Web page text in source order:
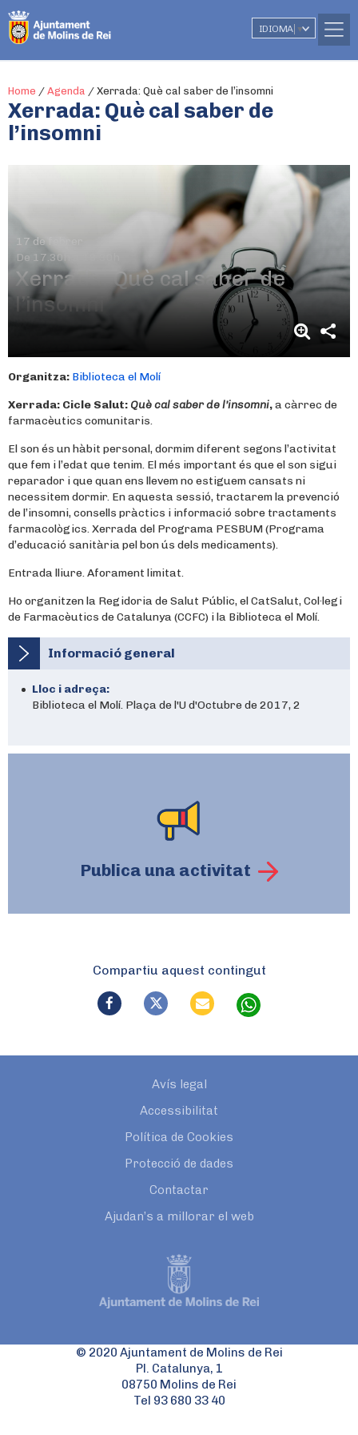
IDIOMA ▼
Home / Agenda / Xerrada: Què cal saber de l’insomni
Xerrada: Què cal saber de
l’insomni
17 de febrer
De 17.30h a 18.30h
Xerrada: Què cal saber de
l’insomni
Organitza: Biblioteca el Molí
Xerrada: Cicle Salut: Què cal saber de l’insomni,a càrrec de
farmacèutics comunitaris.
El son és un hàbit personal, dormim diferent segons l’activitat
que fem i l’edat que tenim. El més important és que el son sigui
reparador i que quan ens llevem no estiguem cansats ni
necessitem dormir. En aquesta sessió, tractarem la prevenció
de l’insomni, consells pràctics i informació sobre tractaments
farmacològics. Xerrada del Programa PESBUM (Programa
d’educació sanitària pel bon ús dels medicaments).
Entrada lliure. Aforament limitat.
Ho organitzen la Regidoria de Salut Públic, el CatSalut, Col·legi
de Farmacèutics de Catalunya (CCFC) i la Biblioteca el Molí.
Informació general
Lloc i adreça:
Biblioteca el Molí. Plaça de l'U d'Octubre de 2017, 2
Publica una activitat
Compartiu aquest contingut
Avís legal
Accessibilitat
Política de Cookies
Protecció de dades
Contactar
Ajudan’s a millorar el web
© 2020 Ajuntament de Molins de Rei
Pl. Catalunya, 1
08750 Molins de Rei
Tel 93 680 33 40